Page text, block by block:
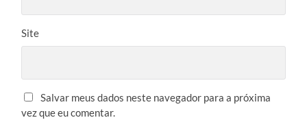
Site
Salvar meus dados neste navegador para a próxima
vez que eu comentar.